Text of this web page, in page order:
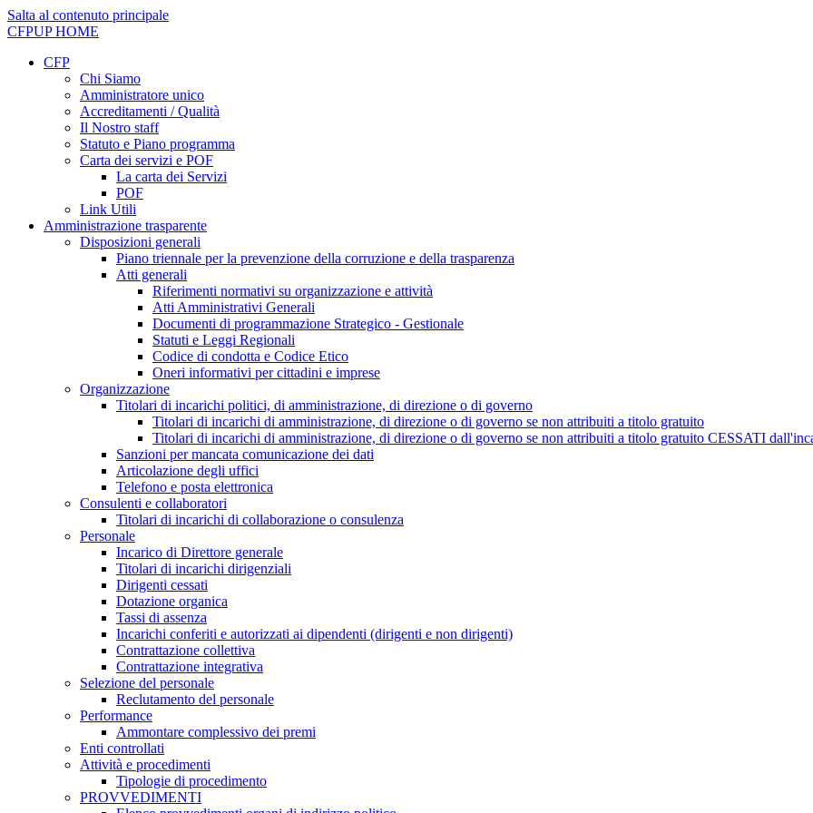
Salta al contenuto principale
CFPUPHOME
CFP
Chi Siamo
Amministratore unico
Accreditamenti / Qualità
Il Nostro staff
Statuto e Piano programma
Carta dei servizi e POF
La carta dei Servizi
POF
Link Utili
Amministrazione trasparente
Disposizioni generali
Piano triennale per la prevenzione della corruzione e della trasparenza
Atti generali
Riferimenti normativi su organizzazione e attività
Atti Amministrativi Generali
Documenti di programmazione Strategico - Gestionale
Statuti e Leggi Regionali
Codice di condotta e Codice Etico
Oneri informativi per cittadini e imprese
Organizzazione
Titolari di incarichi politici, di amministrazione, di direzione o di governo
Titolari di incarichi di amministrazione, di direzione o di governo se non attribuiti a titolo gratuito
Titolari di incarichi di amministrazione, di direzione o di governo se non attribuiti a titolo gratuito CESSATI
Sanzioni per mancata comunicazione dei dati
Articolazione degli uffici
Telefono e posta elettronica
Consulenti e collaboratori
Titolari di incarichi di collaborazione o consulenza
Personale
Incarico di Direttore generale
Titolari di incarichi dirigenziali
Dirigenti cessati
Dotazione organica
Tassi di assenza
Incarichi conferiti e autorizzati ai dipendenti (dirigenti e non dirigenti)
Contrattazione collettiva
Contrattazione integrativa
Selezione del personale
Reclutamento del personale
Performance
Ammontare complessivo dei premi
Enti controllati
Attività e procedimenti
Tipologie di procedimento
PROVVEDIMENTI